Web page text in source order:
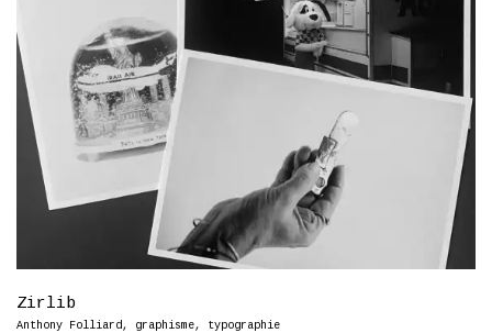
Zirlib
Anthony Folliard, graphisme, typographie